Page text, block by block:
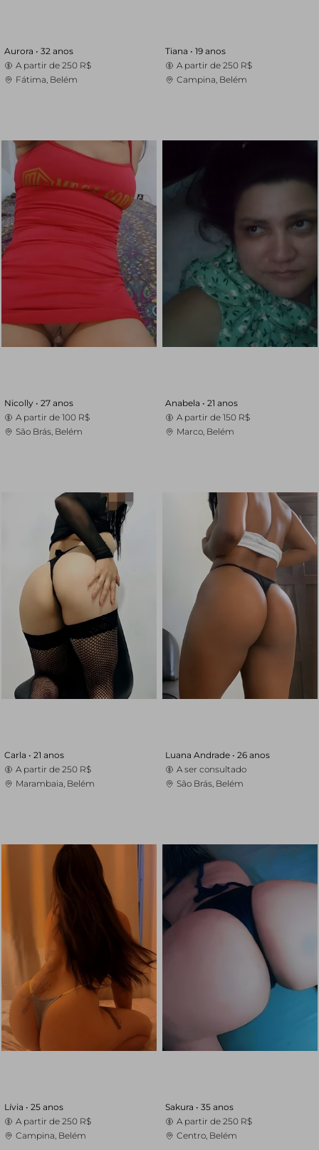
Aurora • 32 anos
A partir de 250 R$
Fátima, Belém
Tiana • 19 anos
A partir de 250 R$
Campina, Belém
Nicolly • 27 anos
A partir de 100 R$
São Brás, Belém
Anabela • 21 anos
A partir de 150 R$
Marco, Belém
Carla • 21 anos
A partir de 250 R$
Marambaia, Belém
Luana Andrade • 26 anos
A ser consultado
São Brás, Belém
Lívia • 25 anos
A partir de 250 R$
Campina, Belém
Sakura • 35 anos
A partir de 250 R$
Centro, Belém